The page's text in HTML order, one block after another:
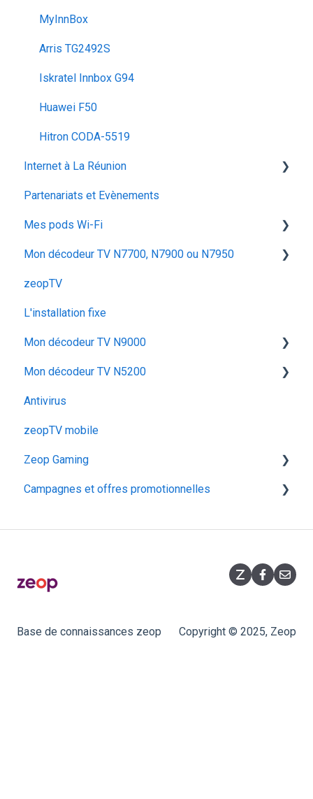
MyInnBox
Arris TG2492S
Iskratel Innbox G94
Huawei F50
Hitron CODA‑5519
Internet à La Réunion
La fibre optique
Partenariats et Evènements
Mes pods Wi-Fi
Huawei OptiXstar K153
Iskratel Innbox M92
Configurer & Utiliser : Mes Pods
Mon décodeur TV N7700, N7900 ou N7950
Configurer mon décodeur TV
Utiliser mon décodeur TV
Dépanner mon décodeur TV
zeopTV
L'installation fixe
Mon décodeur TV N9000
Utiliser mon décodeur TV N9000
Dépanner mon décodeur TV N9000
Configurer mon décodeur TV N9000
Mon décodeur TV N5200
Configurer mon décodeur TV N5200
Antivirus
zeopTV mobile
Zeop Gaming
Présentation
Équipement
Campagnes et offres promotionnelles
Base de connaissances zeop Copyright © 2025, Zeop